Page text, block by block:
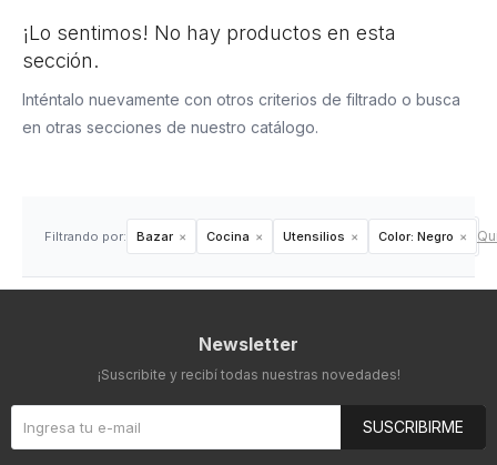
¡Lo sentimos! No hay productos en esta
sección.
Inténtalo nuevamente con otros criterios de filtrado o busca
en otras secciones de nuestro catálogo.
Filtrando por: Bazar Cocina Utensilios Color: Negro
Newsletter
¡Suscribite y recibí todas nuestras novedades!
SUSCRIBIRME